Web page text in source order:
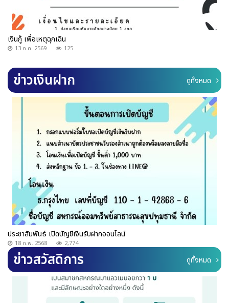
เงินกู้ เพื่อเหตุฉุกเฉิน
13 ก.ค. 2569 125
ข่าวเงินฝาก ดูทั้งหมด
ประชาสัมพันธ์ เปิดบัญชีเงินรับฝากออนไลน์
18 ก.พ. 2568 2,774
ข่าวสวัสดิการ ดูทั้งหมด